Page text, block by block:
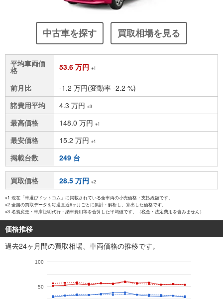
中古車を探す 買取相場を見る
平均車両価
格 53.6 万円 ※1
前月比
-1.2 万円(変動率 -2.2 %)
諸費用平均
4.3 万円 ※3
最高価格 148.0 万円 ※1
最安価格 15.2 万円 ※1
掲載台数 249 台
買取価格 28.5 万円 ※2
※1 現在「車選びドットコム」に掲載されている全車両の小売価格・支払総額です。
※2 全国の買取データを毎週直近6ヶ月ごとに集計・解析し、算出した価格です。
※3 名義変更・車庫証明代行・納車費用等を合算した平均値です。（税金・法定費用を含みません）
価格推移
過去24ヶ月間の買取相場、車両価格の推移です。
50
100